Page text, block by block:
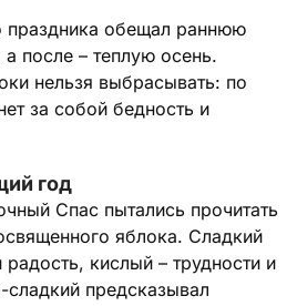
праздника обещал раннюю
после – теплую осень.
нельзя выбрасывать: по
за собой бедность и
год
Спас пытались прочитать
яблока. Сладкий
радость, кислый – трудности и
сладкий предсказывал